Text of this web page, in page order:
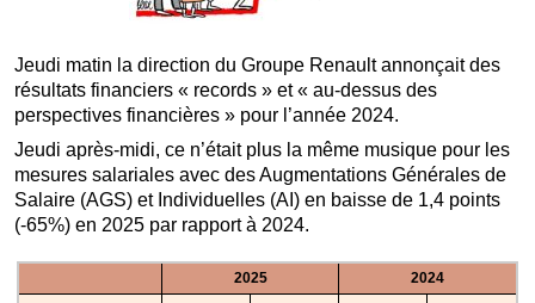
Jeudi matin la direction du Groupe Renault annonçait des
résultats financiers « records » et « au-dessus des
perspectives financières » pour l’année 2024.
Jeudi après-midi, ce n’était plus la même musique pour les
mesures salariales avec des Augmentations Générales de
Salaire (AGS) et Individuelles (AI) en baisse de 1,4 points
(-65%) en 2025 par rapport à 2024.
2025 2024